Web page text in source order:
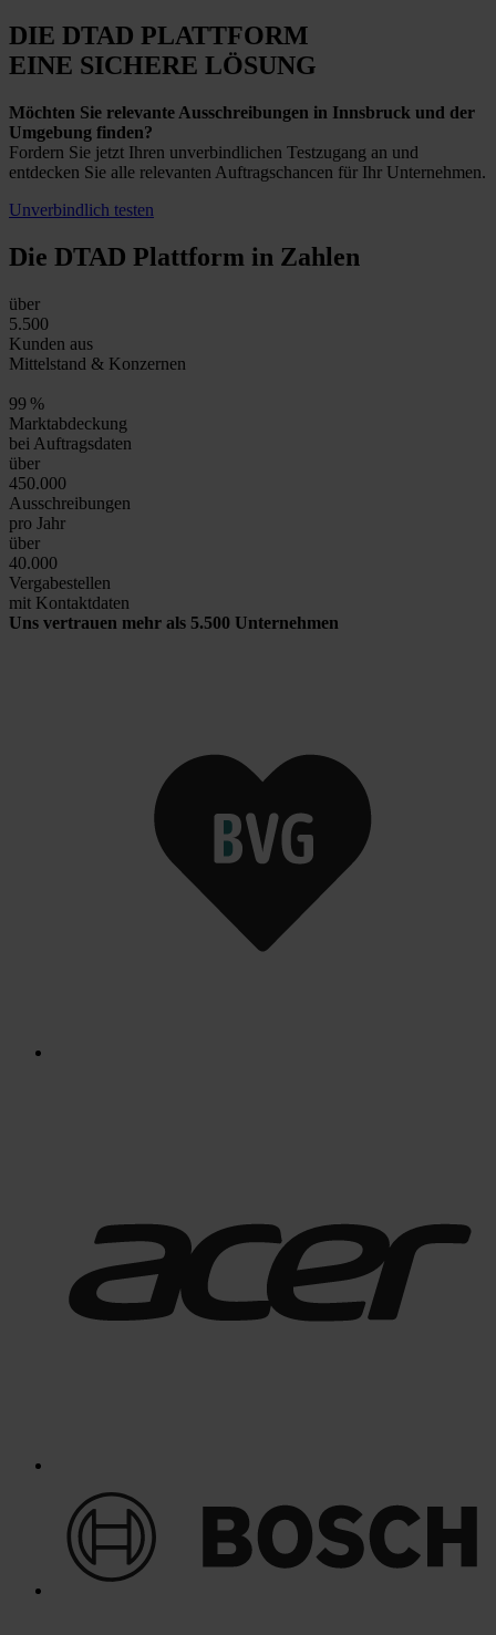
DIE DTAD PLATTFORM
EINE SICHERE LÖSUNG
Möchten Sie relevante Ausschreibungen in Innsbruck und der
Umgebung finden?
Fordern Sie jetzt Ihren unverbindlichen Testzugang an und
entdecken Sie alle relevanten Auftragschancen für Ihr Unternehmen.
Unverbindlich testen
Die DTAD Plattform in Zahlen
über
5.500
Kunden aus
Mittelstand & Konzernen
99 %
Marktabdeckung
bei Auftragsdaten
über
450.000
Ausschreibungen
pro Jahr
über
40.000
Vergabestellen
mit Kontaktdaten
Uns vertrauen mehr als 5.500 Unternehmen